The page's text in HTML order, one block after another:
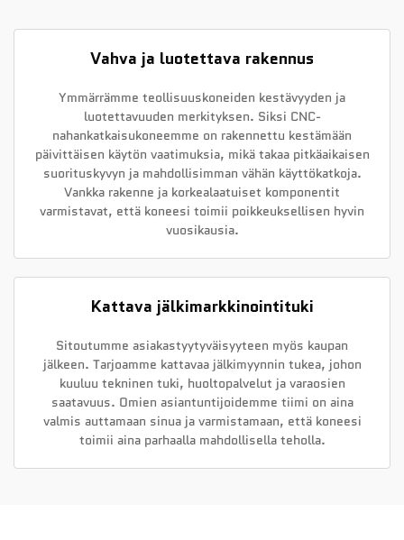
Vahva ja luotettava rakennus
Ymmärrämme teollisuuskoneiden kestävyyden ja
luotettavuuden merkityksen. Siksi CNC-
nahankatkaisukoneemme on rakennettu kestämään
päivittäisen käytön vaatimuksia, mikä takaa pitkäaikaisen
suorituskyvyn ja mahdollisimman vähän käyttökatkoja.
Vankka rakenne ja korkealaatuiset komponentit
varmistavat, että koneesi toimii poikkeuksellisen hyvin
vuosikausia.
Kattava jälkimarkkinointituki
Sitoutumme asiakastyytyväisyyteen myös kaupan
jälkeen. Tarjoamme kattavaa jälkimyynnin tukea, johon
kuuluu tekninen tuki, huoltopalvelut ja varaosien
saatavuus. Omien asiantuntijoidemme tiimi on aina
valmis auttamaan sinua ja varmistamaan, että koneesi
toimii aina parhaalla mahdollisella teholla.